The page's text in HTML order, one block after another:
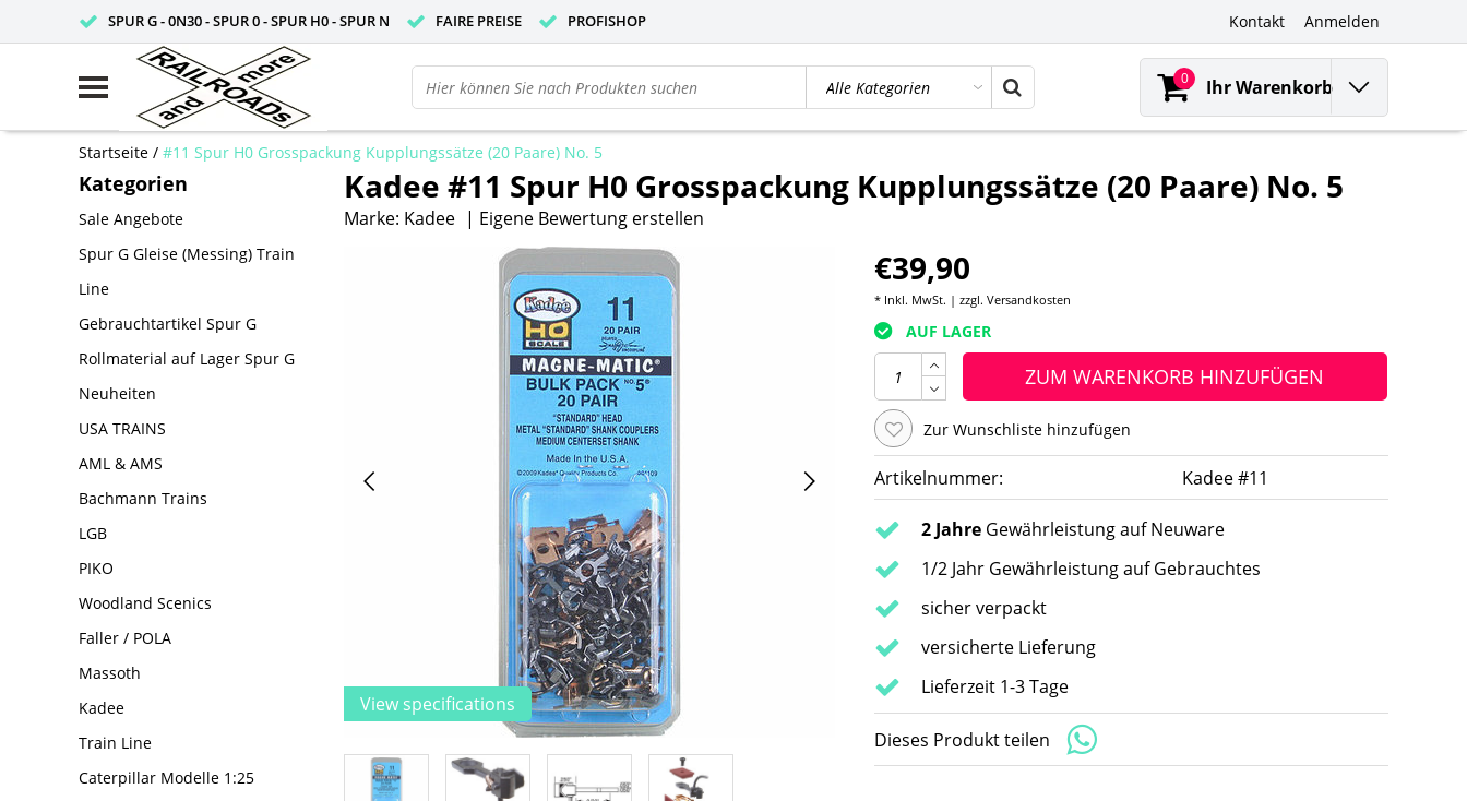
SPUR G - 0N30 - SPUR 0 - SPUR H0 - SPUR N FAIRE PREISE PROFISHOP Kontakt Anmelden
0 Ihr Warenkorb
Startseite / #11 Spur H0 Grosspackung Kupplungssätze (20 Paare) No. 5
Kategorien
Sale Angebote
Spur G Gleise (Messing) Train
Line
Gebrauchtartikel Spur G
Rollmaterial auf Lager Spur G
Neuheiten
USA TRAINS
AML & AMS
Bachmann Trains
LGB
PIKO
Woodland Scenics
Faller / POLA
Massoth
Kadee
Train Line
Caterpillar Modelle 1:25
Kadee #11 Spur H0 Grosspackung Kupplungssätze (20 Paare) No. 5
Marke: Kadee | Eigene Bewertung erstellen
View specifications
€39,90
* Inkl. MwSt. | zzgl. Versandkosten
AUF LAGER
ZUM WARENKORB HINZUFÜGEN
Zur Wunschliste hinzufügen
Artikelnummer: Kadee #11
2 Jahre Gewährleistung auf Neuware
1/2 Jahr Gewährleistung auf Gebrauchtes
sicher verpackt
versicherte Lieferung
Lieferzeit 1-3 Tage
Dieses Produkt teilen